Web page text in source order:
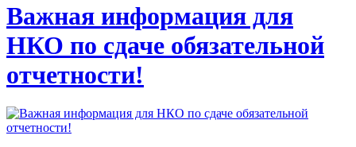
Важная информация для
НКО по сдаче обязательной
отчетности!